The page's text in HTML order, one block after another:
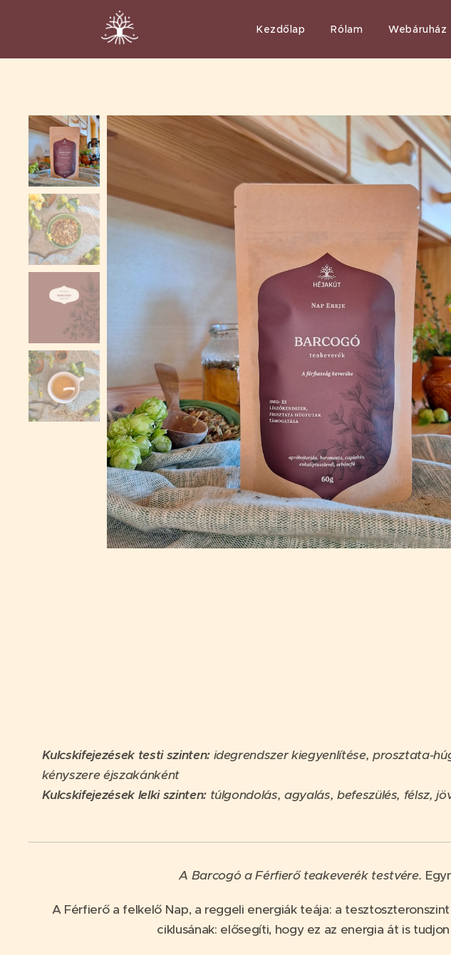
Kezdőlap Rólam Webáruház
Kulcskifejezések testi szinten: idegrendszer kiegyenlítése, prosztata-
kényszere éjszakánként
Kulcskifejezések lelki szinten: túlgondolás, agyalás, befeszülés, félsz,
A Barcogó a Férfierő teakeverék testvére.
A Férfierő a felkelő Nap, a reggeli energiák teája: a
ciklusának: elősegíti, hogy ez az energia át is